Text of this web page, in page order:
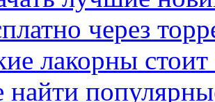
через
лакорны стоит
найти